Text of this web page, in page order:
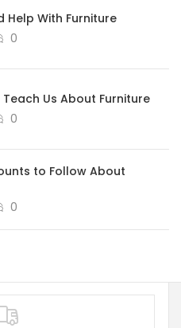
Help With Furniture
0
Us About Furniture
0
to Follow About
0